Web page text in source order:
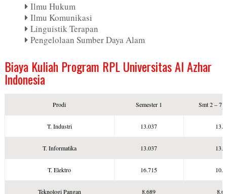
Ilmu Hukum
Ilmu Komunikasi
Linguistik Terapan
Pengelolaan Sumber Daya Alam
Biaya Kuliah Program RPL Universitas Al Azhar
Indonesia
Prodi Semester 1 Smt 2 – 7 /
T. Industri 13.037
T. Informatika 13.037
T. Elektro 16.715
Teknologi Pangan 8.689